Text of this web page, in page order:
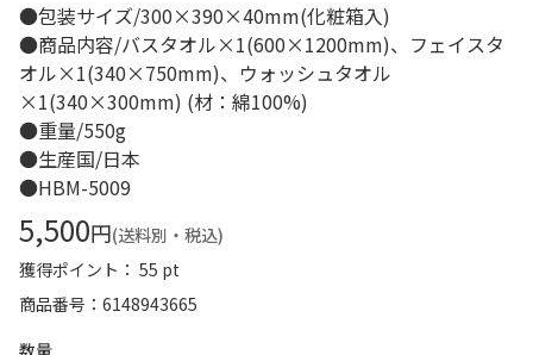
●包装サイズ/300×390×40mm(化粧箱入)
●商品内容/バスタオル×1(600×1200mm)、フェイスタ
オル×1(340×750mm)、ウォッシュタオル
×1(340×300mm) (材：綿100%)
●重量/550g
●生産国/日本
●HBM-5009
5,500円(送料別・税込)
獲得ポイント： 55 pt
商品番号
6148943665
数量